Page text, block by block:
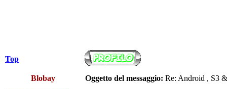
Top
Blobay Oggetto del messaggio: Re: Android , S3